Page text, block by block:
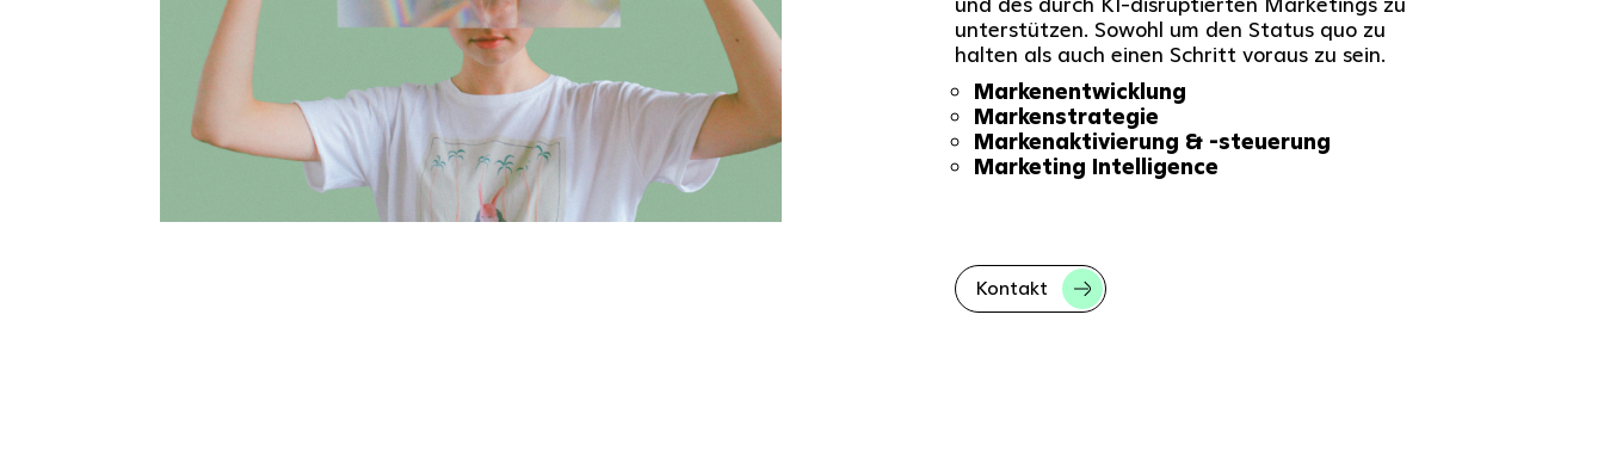
unterstützen. Sowohl um den Status quo zu
halten als auch einen Schritt voraus zu sein.
Markenentwicklung
Markenstrategie
Markenaktivierung & -steuerung
Marketing Intelligence
Kontakt